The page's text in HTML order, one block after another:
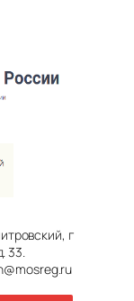
г
33.